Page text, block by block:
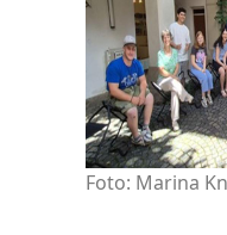
Foto: Marina